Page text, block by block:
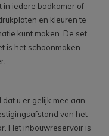
in iedere badkamer of
en kleuren te
kunt maken. De set
is het schoonmaken
u er gelijk mee aan
van het
Het inbouwreservoir is